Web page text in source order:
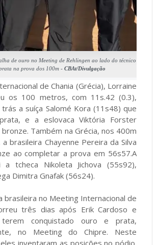
de ouro no Meeting de Rehlingen ao lado do técnico Darci
na prova dos 100m - CBAt/Divulgação
de Chania (Grécia), Lorraine
os 100 metros, com 11s.42 (0.3),
a suíça Salomé Kora (11s48) que
e a eslovaca Viktória Forster
Também na Grécia, nos 400m
brasileira Chayenne Pereira da Silva
ao completar a prova em 56s57.A
a tcheca Nikoleta Jichova (55s92),
Dimitra Gnafak (56s24).
brasileira no Meeting Internacional de
três dias após Erik Cardoso e
conquistado ouro e prata,
no Meeting do Chipre. Neste